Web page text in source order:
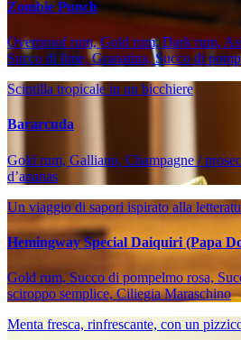
Zombie Punch
Overproof rum, Gold rum, Dark rum,
Succo di lime, Granatina, Succo di
Scintilla tropicale in un bicchiere
Bararcuda
Gold rum, Galliano, Champagne /
d’ananas
Un viaggio di sapori ispirato alla
Hemingway Special Daiquiri (Papa
Gold rum, Succo di pompelmo rosa,
sciroppo semplice, Ciliegia Maraschino
Menta fresca, rinfrescante, con un